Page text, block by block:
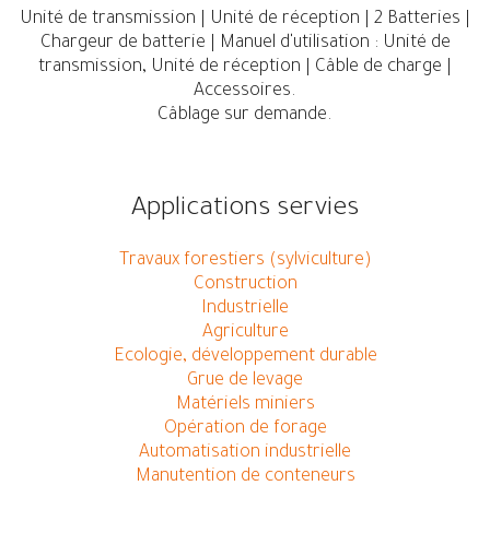
Unité de transmission | Unité de réception | 2 Batteries |
Chargeur de batterie | Manuel d'utilisation : Unité de
transmission, Unité de réception | Câble de charge |
Accessoires.
Câblage sur demande.
Applications servies
Travaux forestiers (sylviculture)
Construction
Industrielle
Agriculture
Ecologie, développement durable
Grue de levage
Matériels miniers
Opération de forage
Automatisation industrielle
Manutention de conteneurs